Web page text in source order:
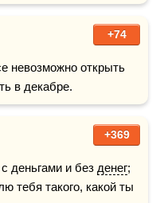
+74
в декабре.
+369
с деньгами и без денег;
тебя такого, какой ты